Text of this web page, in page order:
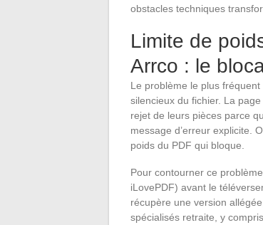
obstacles techniques
Limite de
Arrco : le
Le problème le plus
silencieux du fichier. La
rejet de leurs pièces parce
message d’erreur explicite.
poids du PDF qui bloque.
Pour contourner ce
iLovePDF) avant le
récupère une version
spécialisés retraite, y